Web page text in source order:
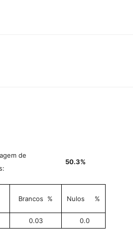
de
50.3%
Brancos % Nulos %
0.03 0.0